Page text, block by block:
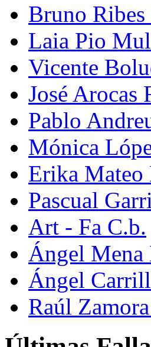
Bruno
Laia Pio
Vicente
José Arocas
Pablo
Mónica
Erika Mateo
Pascual
Art - Fa C.b.
Ángel Mena
Ángel
Raúl